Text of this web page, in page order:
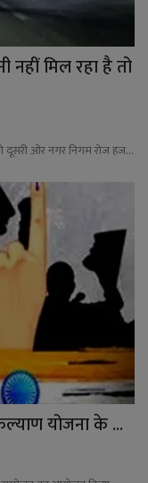
नहीं मिल रहा है तो
दूसरी ओर नगर निगम रोज हज...
योजना के ...